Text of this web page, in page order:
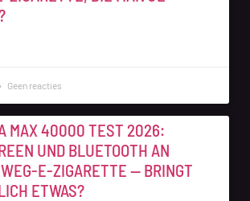
Geen reacties
MAX 40000 TEST 2026:
UND BLUETOOTH AN
E-ZIGARETTE — BRINGT
ETWAS?